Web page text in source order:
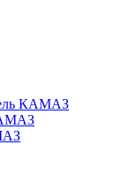
КАМАЗ